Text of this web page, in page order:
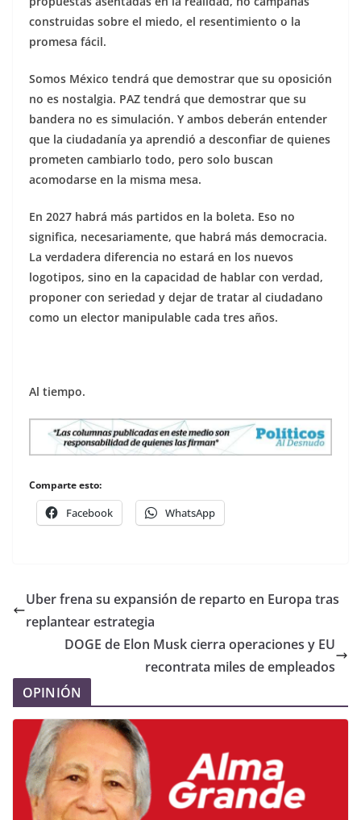
construidas sobre el miedo, el resentimiento o la
promesa fácil.
Somos México tendrá que demostrar que su oposición
no es nostalgia. PAZ tendrá que demostrar que su
bandera no es simulación. Y ambos deberán entender
que la ciudadanía ya aprendió a desconfiar de quienes
prometen cambiarlo todo, pero solo buscan
acomodarse en la misma mesa.
En 2027 habrá más partidos en la boleta. Eso no
significa, necesariamente, que habrá más democracia.
La verdadera diferencia no estará en los nuevos
logotipos, sino en la capacidad de hablar con verdad,
proponer con seriedad y dejar de tratar al ciudadano
como un elector manipulable cada tres años.
Al tiempo.
Comparte esto:
Facebook WhatsApp
Uber frena su expansión de reparto en Europa tras
replantear estrategia
DOGE de Elon Musk cierra operaciones y EU
recontrata miles de empleados
OPINIÓN